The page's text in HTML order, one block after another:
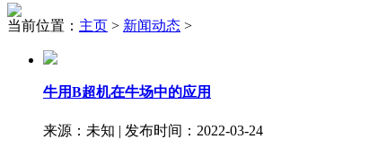
当前位置： 主页 > 新闻动态 >
牛用B超机在牛场中的应用
来源：未知 | 发布时间：2022-03-24